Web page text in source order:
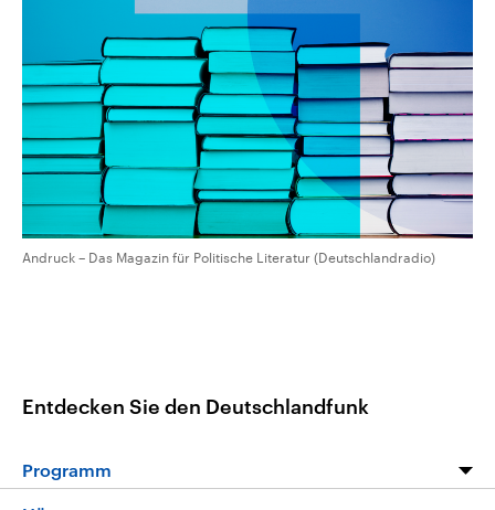
CDU, SPD und FDP regiert.-
Wahlprogramme, aktuelle Berichte
und Hintergründe zu den Parteien
und Kandidaten der anstehenden
Wahl.
aktuelle Weltgeschehen.
Sendungen Programm Podcasts
Audio-Archiv
Andruck – Das Magazin für Politische Literatur (Deutschlandradio)
Entdecken Sie den Deutschlandfunk
Programm